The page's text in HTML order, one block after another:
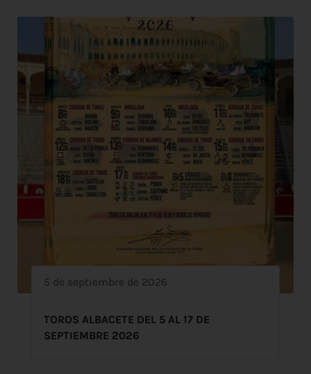
5 de septiembre de 2026
TOROS ALBACETE DEL 5 AL 17 DE
SEPTIEMBRE 2026